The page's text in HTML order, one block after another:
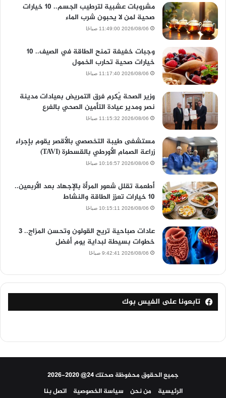
مشروبات عشبية لترطيب الجسم.. 10 خيارات
صحية لمن لا يحبون شرب الماء
2026/08/06 11:49:00 صباحًا
وجبات خفيفة تمنح الطاقة في الصيف.. 10
خيارات صحية تحارب الخمول
2026/08/06 11:17:40 صباحًا
وزير الصحة يُكرم فرق التمريض بعيادات مدينة
نصر ومدير عيادة التأمين الصحي بالفرع
2026/08/06 11:15:32 صباحًا
مستشفى طيبة التخصصي بالأقصر يقوم بإجراء
زراعة الصمام الأورطي بالقسطرة (TAVI)
2026/08/06 10:16:57 صباحًا
أطعمة تقلل شعور المرأة بالإجهاد بعد الأربعين..
10 خيارات تعزز الطاقة والنشاط
2026/08/06 10:15:11 صباحًا
عادات صباحية تريح القولون وتحسن المزاج.. 3
خطوات بسيطة لبداية يوم أفضل
2026/08/06 9:42:41 صباحًا
تابعونا على الفيس بوك
جميع الحقوق محفوظة صحتك 24@ 2020-2026
الرئيسية
من نحن سياسة الخصوصية اتصل بنا